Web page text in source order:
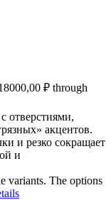
₽ through
отверстиями,
акцентов.
и резко сокращает
и
variants. The options